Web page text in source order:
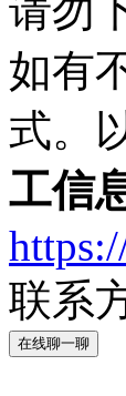
请勿
如有
式。
工信
联系
在线聊一聊